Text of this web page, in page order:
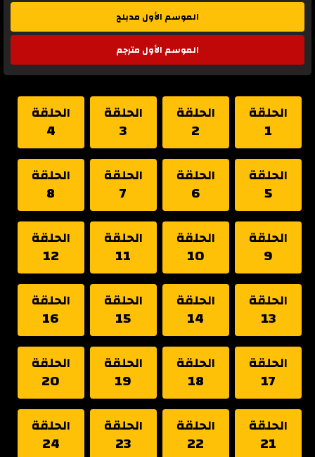
الموسم الأول مدبلج
الموسم الأول مترجم
الحلقة
1
الحلقة
2
الحلقة
3
الحلقة
4
الحلقة
5
الحلقة
6
الحلقة
7
الحلقة
8
الحلقة
9
الحلقة
10
الحلقة
11
الحلقة
12
الحلقة
13
الحلقة
14
الحلقة
15
الحلقة
16
الحلقة
17
الحلقة
18
الحلقة
19
الحلقة
20
الحلقة
21
الحلقة
22
الحلقة
23
الحلقة
24